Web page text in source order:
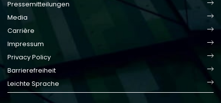
Pressemitteilungen
Media
Carrière
Impressum
Privacy Policy
Barrierefreiheit
Leichte Sprache